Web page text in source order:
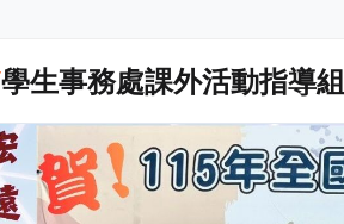
學生事務處課外活動指導組